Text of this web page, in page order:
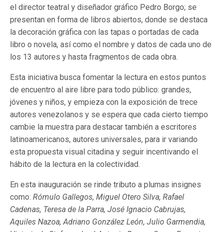
el director teatral y diseñador gráfico Pedro Borgo; se
presentan en forma de libros abiertos, donde se destaca
la decoración gráfica con las tapas o portadas de cada
libro o novela, así como el nombre y datos de cada uno de
los 13 autores y hasta fragmentos de cada obra.
Esta iniciativa busca fomentar la lectura en estos puntos
de encuentro al aire libre para todo público: grandes,
jóvenes y niños, y empieza con la exposición de trece
autores venezolanos y se espera que cada cierto tiempo
cambie la muestra para destacar también a escritores
latinoamericanos, autores universales, para ir variando
esta propuesta visual citadina y seguir incentivando el
hábito de la lectura en la colectividad.
En esta inauguración se rinde tributo a plumas insignes
como: Rómulo Gallegos, Miguel Otero Silva, Rafael
Cadenas, Teresa de la Parra, José Ignacio Cabrujas,
Aquiles Nazoa, Adriano González León, Julio Garmendia,